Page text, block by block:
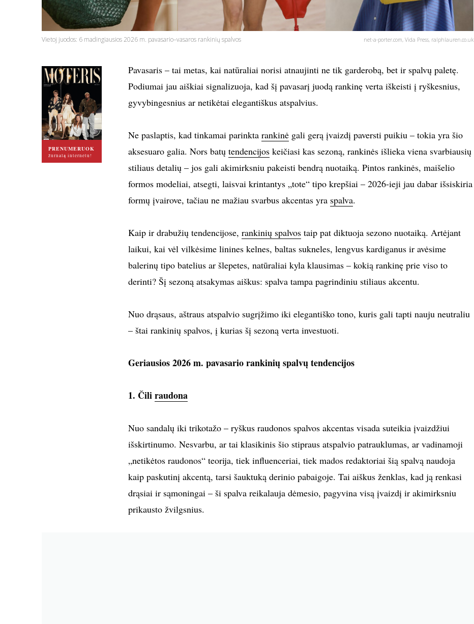
Vietoj juodos: 6 madingiausios 2026 m. pavasario–vasaros rankinių spalvos net-a-porter.com, Vida Press, ralphlauren.co.uk
PRENUMERUOK
žurnalą internetu!
Pavasaris – tai metas, kai natūraliai norisi atnaujinti ne tik garderobą, bet ir spalvų paletę.
Podiumai jau aiškiai signalizuoja, kad šį pavasarį juodą rankinę verta iškeisti į ryškesnius,
gyvybingesnius ar netikėtai elegantiškus atspalvius.
Ne paslaptis, kad tinkamai parinkta rankinėgali gerą įvaizdį paversti puikiu – tokia yra šio
aksesuaro galia. Nors batų tendencijoskeičiasi kas sezoną, rankinės išlieka viena svarbiausių
stiliaus detalių – jos gali akimirksniu pakeisti bendrą nuotaiką. Pintos rankinės, maišelio
formos modeliai, atsegti, laisvai krintantys „tote“ tipo krepšiai – 2026-ieji jau dabar išsiskiria
formų įvairove, tačiau ne mažiau svarbus akcentas yra spalva.
Kaip ir drabužių tendencijose, rankinių spalvostaip pat diktuoja sezono nuotaiką. Artėjant
laikui, kai vėl vilkėsime linines kelnes, baltas sukneles, lengvus kardiganus ir avėsime
balerinų tipo batelius ar šlepetes, natūraliai kyla klausimas – kokią rankinę prie viso to
derinti? Šį sezoną atsakymas aiškus: spalva tampa pagrindiniu stiliaus akcentu.
Nuo drąsaus, aštraus atspalvio sugrįžimo iki elegantiško tono, kuris gali tapti nauju neutraliu
– štai rankinių spalvos, į kurias šį sezoną verta investuoti.
Geriausios 2026 m. pavasario rankinių spalvų tendencijos
1. Čiliraudona
Nuo sandalų iki trikotažo – ryškus raudonos spalvos akcentas visada suteikia įvaizdžiui
išskirtinumo. Nesvarbu, ar tai klasikinis šio stipraus atspalvio patrauklumas, ar vadinamoji
„netikėtos raudonos“ teorija, tiek influenceriai, tiek mados redaktoriai šią spalvą naudoja
kaip paskutinį akcentą, tarsi šauktuką derinio pabaigoje. Tai aiškus ženklas, kad ją renkasi
drąsiai ir sąmoningai – ši spalva reikalauja dėmesio, pagyvina visą įvaizdį ir akimirksniu
prikausto žvilgsnius.